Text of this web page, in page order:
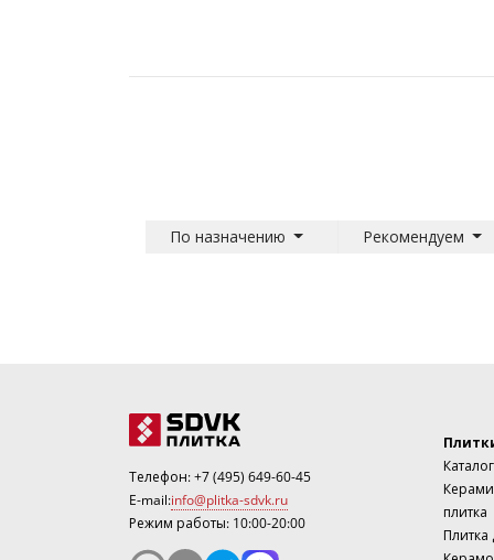
По назначению Рекомендуем
Телефон:+7 (495) 649-60-45
E-mail:info@plitka-sdvk.ru
Режим работы: 10:00-20:00
плитка